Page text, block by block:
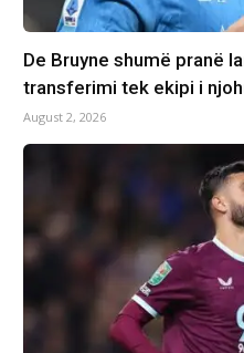
De Bruyne shumë pranë
transferimi tek ekipi i
August 2, 2026